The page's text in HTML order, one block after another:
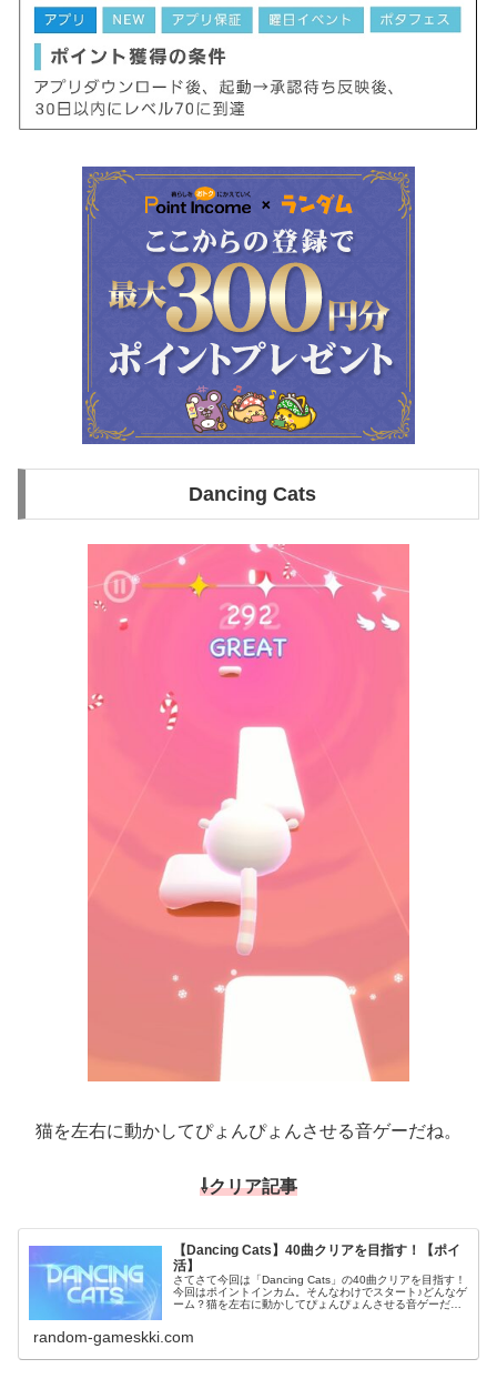
Dancing Cats
猫を左右に動かしてぴょんぴょんさせる音ゲーだね。
⇩クリア記事
【Dancing Cats】40曲クリアを目指す！【ポイ
活】
さてさて今回は「Dancing Cats」の40曲クリアを目指す！
今回はポイントインカム。そんなわけでスタート♪どんなゲ
ーム？猫を左右に動かしてぴょんぴょんさせる音ゲーだ
random-gameskki.com